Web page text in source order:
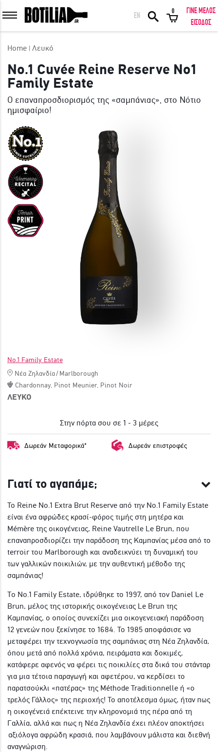
ΕΙΣΟΔΟΣ ΜΕΛΩΝ
Να με θυμάσαι
ΕΙΣΟΔΟΣ
ΕΙΣΟΔΟΣ ΜΕ FACEBOOK
ΕΚΠΛΗΚΤΙΚΑ ΚΡΑΣΙΑ ΑΠΟ ΟΛΟ ΤΟΝ ΚΟΣΜΟ ΣΤΗΝ ΠΟΡΤΑ ΣΟΥ ΣΕ
ΜΟΝΑΔΙΚΕΣ ΠΡΟΣΦΟΡΕΣ!
ΓΙΝΕ ΜΕΛΟΣ
EN
0
ΓΙΝΕ ΜΕΛΟΣ
ΕΙΣΟΔΟΣ
Home Λευκό
No.1 Cuvée Reine Reserve No1
Family Estate
Ο επαναπροσδιορισμός της «σαμπάνιας», στο Νότιο
ημισφαίριο!
No.1 Family Estate
Νέα Ζηλανδία/Marlborough
Chardonnay, Pinot Meunier, Pinot Noir
ΛΕΥΚΟ
Στην πόρτα σου σε 1 - 3 μέρες
Δωρεάν Μεταφορικά* Δωρεάν επιστροφές
Γιατί το αγαπάμε;
Το Reine No.1 Extra Brut Reserve από την No.1 Family Estate
είναι ένα αφρώδες κρασί-φόρος τιμής στη μητέρα και
Mémère της οικογένειας, Reine Vautrelle Le Brun, που
επαναπροσδιορίζει την παράδοση της Καμπανίας μέσα από το
terroir του Marlborough και αναδεικνύει τη δυναμική του
των γαλλικών ποικιλιών, με την αυθεντική μέθοδο της
σαμπάνιας!
Tο No.1 Family Estate, ιδρύθηκε το 1997, από τον Daniel Le
Brun, μέλος της ιστορικής οικογένειας Le Brun της
Καμπανίας, ο οποίος συνεχίζει μια οικογενειακή παράδοση
12 γενεών που ξεκίνησε το 1684. Το 1985 αποφάσισε να
μεταφέρει την τεχνογνωσία της σαμπάνιας στη Νέα Ζηλανδία,
όπου μετά από πολλά χρόνια, πειράματα και δοκιμές,
κατάφερε αφενός να φέρει τις ποικιλίες στα δικά του στάνταρ
για μια τέτοια παραγωγή και αφετέρου, να κερδίσει το
παρατσούκλι «πατέρας» της Méthode Traditionnelle ή «ο
τρελός Γάλλος» της περιοχής! Το αποτέλεσμα όμως, ήταν πως
η οικογένειά επέκτεινε την κληρονομιά της πέρα από τη
Γαλλία, αλλά και πως η Νέα Ζηλανδία έχει πλέον αποκτήσει
αξιόλογα αφρώδη κρασιά, που λαμβάνουν μάλιστα και διεθνή
αναγνώριση.